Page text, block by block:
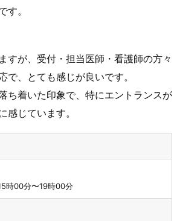
す。
すが、受付・担当医師・看護師の方々
で、とても感じが良いです。
ち着いた印象で、特にエントランスが
感じています。
時00分〜19時00分